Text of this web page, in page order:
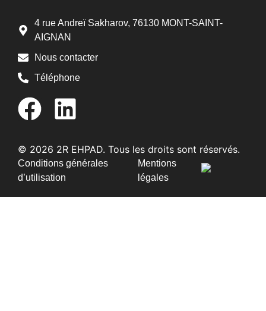
4 rue Andreï Sakharov, 76130 MONT-SAINT-
AIGNAN
Nous contacter
Téléphone
© 2026 2R EHPAD. Tous les droits sont réservés.
Conditions générales
d’utilisation
Mentions
légales